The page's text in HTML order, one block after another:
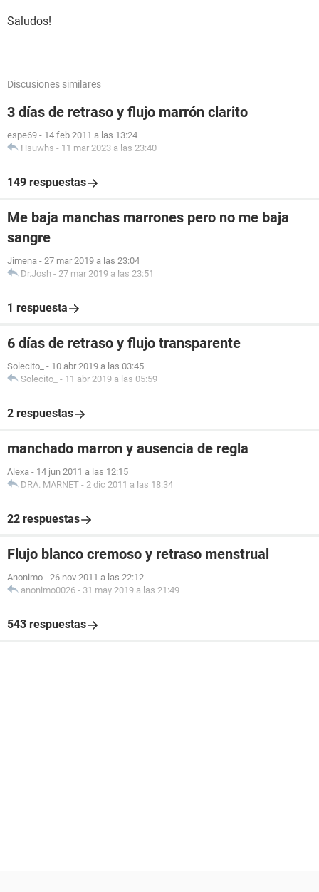
Saludos!
Discusiones similares
3 días de retraso y flujo marrón clarito
espe69 - 14 feb 2011 a las 13:24
Hsuwhs - 11 mar 2023 a las 23:40
149 respuestas
Me baja manchas marrones pero no me baja
sangre
Jimena - 27 mar 2019 a las 23:04
Dr.Josh - 27 mar 2019 a las 23:51
1 respuesta
6 días de retraso y flujo transparente
Solecito_ - 10 abr 2019 a las 03:45
Solecito_ - 11 abr 2019 a las 05:59
2 respuestas
manchado marron y ausencia de regla
Alexa - 14 jun 2011 a las 12:15
DRA. MARNET - 2 dic 2011 a las 18:34
22 respuestas
Flujo blanco cremoso y retraso menstrual
Anonimo - 26 nov 2011 a las 22:12
anonimo0026 - 31 may 2019 a las 21:49
543 respuestas